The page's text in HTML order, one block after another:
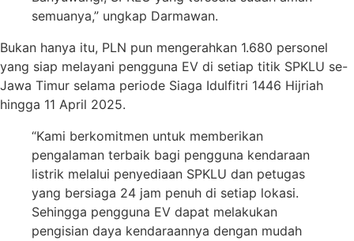
semuanya,” ungkap Darmawan.
Bukan hanya itu, PLN pun mengerahkan 1.680 personel
yang siap melayani pengguna EV di setiap titik SPKLU se-
Jawa Timur selama periode Siaga Idulfitri 1446 Hijriah
hingga 11 April 2025.
“Kami berkomitmen untuk memberikan
pengalaman terbaik bagi pengguna kendaraan
listrik melalui penyediaan SPKLU dan petugas
yang bersiaga 24 jam penuh di setiap lokasi.
Sehingga pengguna EV dapat melakukan
pengisian daya kendaraannya dengan mudah